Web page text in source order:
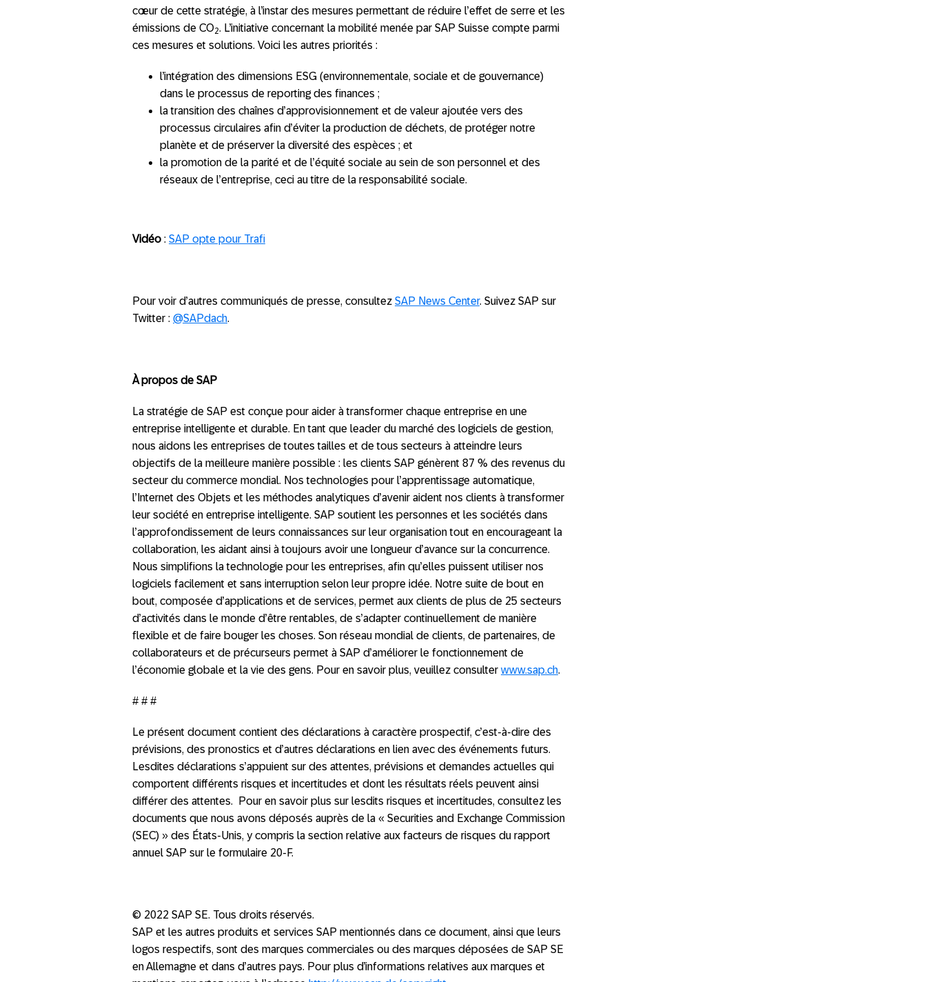
cœur de cette stratégie, à l’instar des mesures permettant de réduire l’effet de serre et les
émissions de CO2. L’initiative concernant la mobilité menée par SAP Suisse compte parmi
ces mesures et solutions. Voici les autres priorités :
l’intégration des dimensions ESG (environnementale, sociale et de gouvernance)
dans le processus de reporting des finances ;
la transition des chaînes d’approvisionnement et de valeur ajoutée vers des
processus circulaires afin d’éviter la production de déchets, de protéger notre
planète et de préserver la diversité des espèces ; et
la promotion de la parité et de l’équité sociale au sein de son personnel et des
réseaux de l’entreprise, ceci au titre de la responsabilité sociale.
Vidéo : SAP opte pour Trafi
Pour voir d’autres communiqués de presse, consultez SAP News Center. Suivez SAP sur
Twitter : @SAPdach.
À propos de SAP
La stratégie de SAP est conçue pour aider à transformer chaque entreprise en une
entreprise intelligente et durable. En tant que leader du marché des logiciels de gestion,
nous aidons les entreprises de toutes tailles et de tous secteurs à atteindre leurs
objectifs de la meilleure manière possible : les clients SAP génèrent 87 % des revenus du
secteur du commerce mondial. Nos technologies pour l’apprentissage automatique,
l’Internet des Objets et les méthodes analytiques d’avenir aident nos clients à transformer
leur société en entreprise intelligente. SAP soutient les personnes et les sociétés dans
l’approfondissement de leurs connaissances sur leur organisation tout en encourageant la
collaboration, les aidant ainsi à toujours avoir une longueur d’avance sur la concurrence.
Nous simplifions la technologie pour les entreprises, afin qu’elles puissent utiliser nos
logiciels facilement et sans interruption selon leur propre idée. Notre suite de bout en
bout, composée d’applications et de services, permet aux clients de plus de 25 secteurs
d’activités dans le monde d’être rentables, de s’adapter continuellement de manière
flexible et de faire bouger les choses. Son réseau mondial de clients, de partenaires, de
collaborateurs et de précurseurs permet à SAP d’améliorer le fonctionnement de
l’économie globale et la vie des gens. Pour en savoir plus, veuillez consulter www.sap.ch.
# # #
Le présent document contient des déclarations à caractère prospectif, c’est-à-dire des
prévisions, des pronostics et d’autres déclarations en lien avec des événements futurs.
Lesdites déclarations s’appuient sur des attentes, prévisions et demandes actuelles qui
comportent différents risques et incertitudes et dont les résultats réels peuvent ainsi
différer des attentes. Pour en savoir plus sur lesdits risques et incertitudes, consultez les
documents que nous avons déposés auprès de la « Securities and Exchange Commission
(SEC) » des États-Unis, y compris la section relative aux facteurs de risques du rapport
annuel SAP sur le formulaire 20-F.
© 2022 SAP SE. Tous droits réservés.
SAP et les autres produits et services SAP mentionnés dans ce document, ainsi que leurs
logos respectifs, sont des marques commerciales ou des marques déposées de SAP SE
en Allemagne et dans d’autres pays. Pour plus d’informations relatives aux marques et